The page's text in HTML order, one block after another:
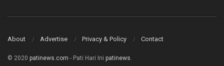
About Advertise Privacy & Policy Contact
© 2020 patinews.com - Pati Hari Ini patinews.